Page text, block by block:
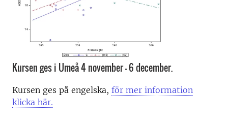
Kursen ges i Umeå 4 november - 6 december.
Kursen ges på engelska, för mer information
klicka här.